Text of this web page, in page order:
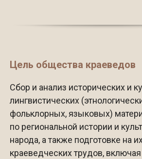
Цель общества краеведов
Сбор и анализ исторических и
лингвистических
фольклорных, языковых)
по региональной истории и
народа, а также подготовке на
краеведческих трудов,